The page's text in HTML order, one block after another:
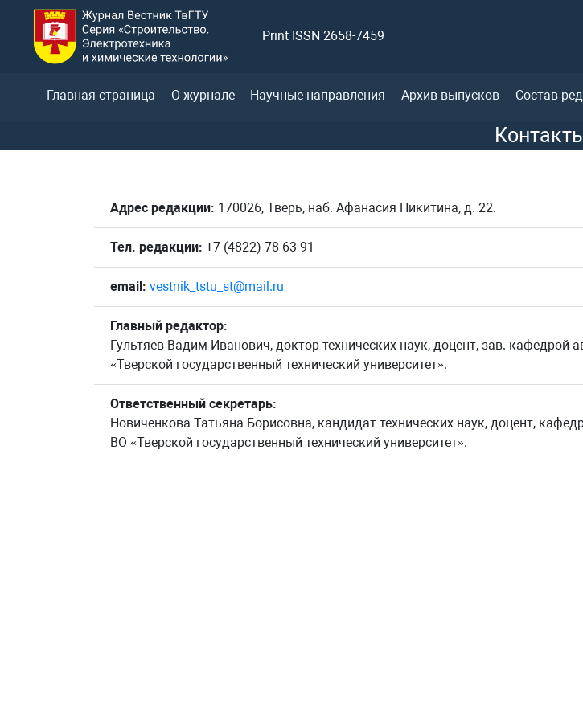
Print ISSN 2658-7459
Главная страница О журнале Научные направления Архив выпусков Состав
Адрес редакции: 170026, Тверь, наб. Афанасия Никитина, д. 22.
Тел. редакции: +7 (4822) 78-63-91
email: vestnik_tstu_st@mail.ru
Главный редактор:
Гультяев Вадим Иванович, доктор технических наук, доцент, зав.
«Тверской государственный технический университет».
Ответственный секретарь:
Новиченкова Татьяна Борисовна, кандидат технических наук, доцент,
ВО «Тверской государственный технический университет».